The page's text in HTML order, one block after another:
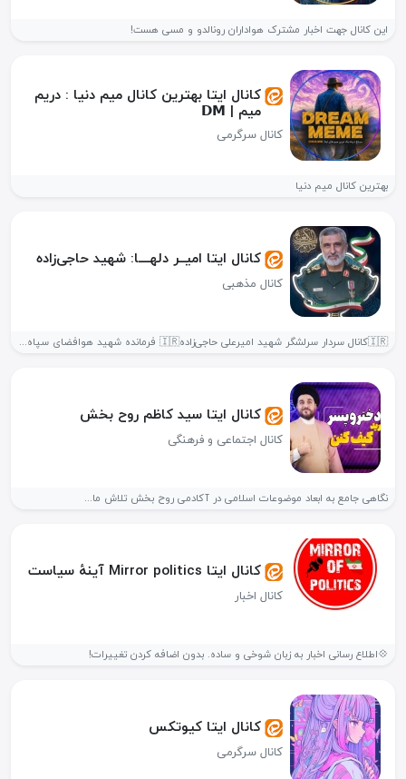
این کانال جهت اخبار مشترک هواداران رونالدو و مسی هست!
کانال ایتا بهترین کانال میم دنیا : دریم
میم | 𝗗𝗠
کانال سرگرمی
بهترین کانال میم دنیا
کانال ایتا امیــر دلهــــا: شهید حاجی‌زاده
کانال مذهبی
🇮🇷کانال سردار سرلشگر شهید امیرعلی حاجی‌زاده🇮🇷 فرمانده شهید هوافضای سپاه پاسداران ولادت🌤:...
کانال ایتا سید کاظم روح بخش
کانال اجتماعی و فرهنگی
نگاهی جامع به ابعاد موضوعات اسلامی در آکادمی روح بخش تلاش ما...
کانال ایتا Mirror politics آینهٔ سیاست
کانال اخبار
💠اطلاع رسانی اخبار به زبان شوخی و ساده. بدون اضافه کردن تغییرات!
کانال ایتا کیوتکس
کانال سرگرمی